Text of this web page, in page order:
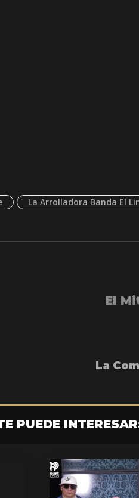
La Arrolladora Banda El
El
La
PUEDE